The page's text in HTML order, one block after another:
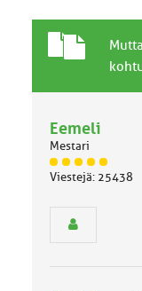
a
a
n
e
A
i
Eemeli
Mestari
J
ä
Viestejä: 25438